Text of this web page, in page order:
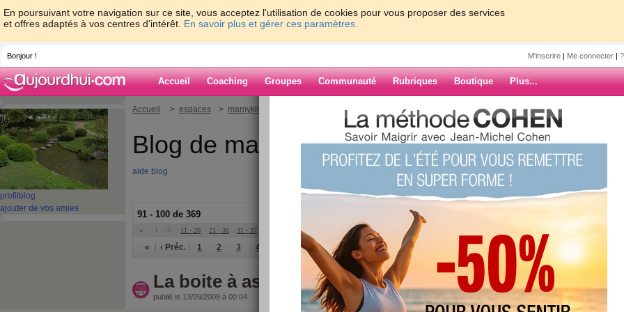
En poursuivant votre navigation sur ce site, vous acceptez l'utilisation de cookies pour vous proposer des services
et offres adaptés à vos centres d'intérêt. En savoir plus et gérer ces paramètres.
Bonjour ! M'inscrire | Me connecter |
Accueil Coaching Groupes Communauté Rubriques Boutique Plus...
profil blog
ajouter de vos amies
Accueil > espaces > mamykiki
Blog de mamykiki
aide blog
91 - 100 de 369
« 1 - 10 11 - 20 21 - 30 31 - 37
« ‹ Préc. 1 2 3 4 7 8 9 10 Suiv. ›
La boite à astuces minceur
publié le 13/09/2009 à 00:04 ARCHIVES